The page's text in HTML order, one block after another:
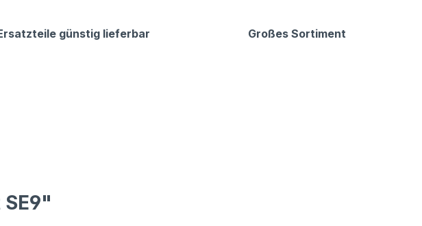
günstig lieferbar Großes Sortiment